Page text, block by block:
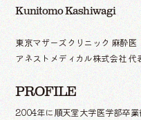
Kunitomo Kashiwagi
東京マザーズクリニック 麻酔医
アネストメディカル株式会社 代
PROFILE
2004年に順天堂大学医学部卒